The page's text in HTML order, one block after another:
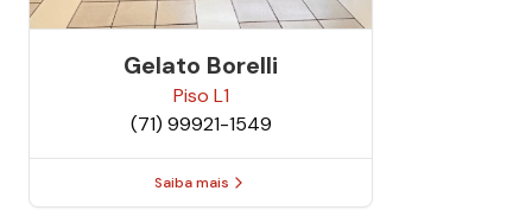
Gelato Borelli
Piso L1
(71) 99921-1549
Saiba mais